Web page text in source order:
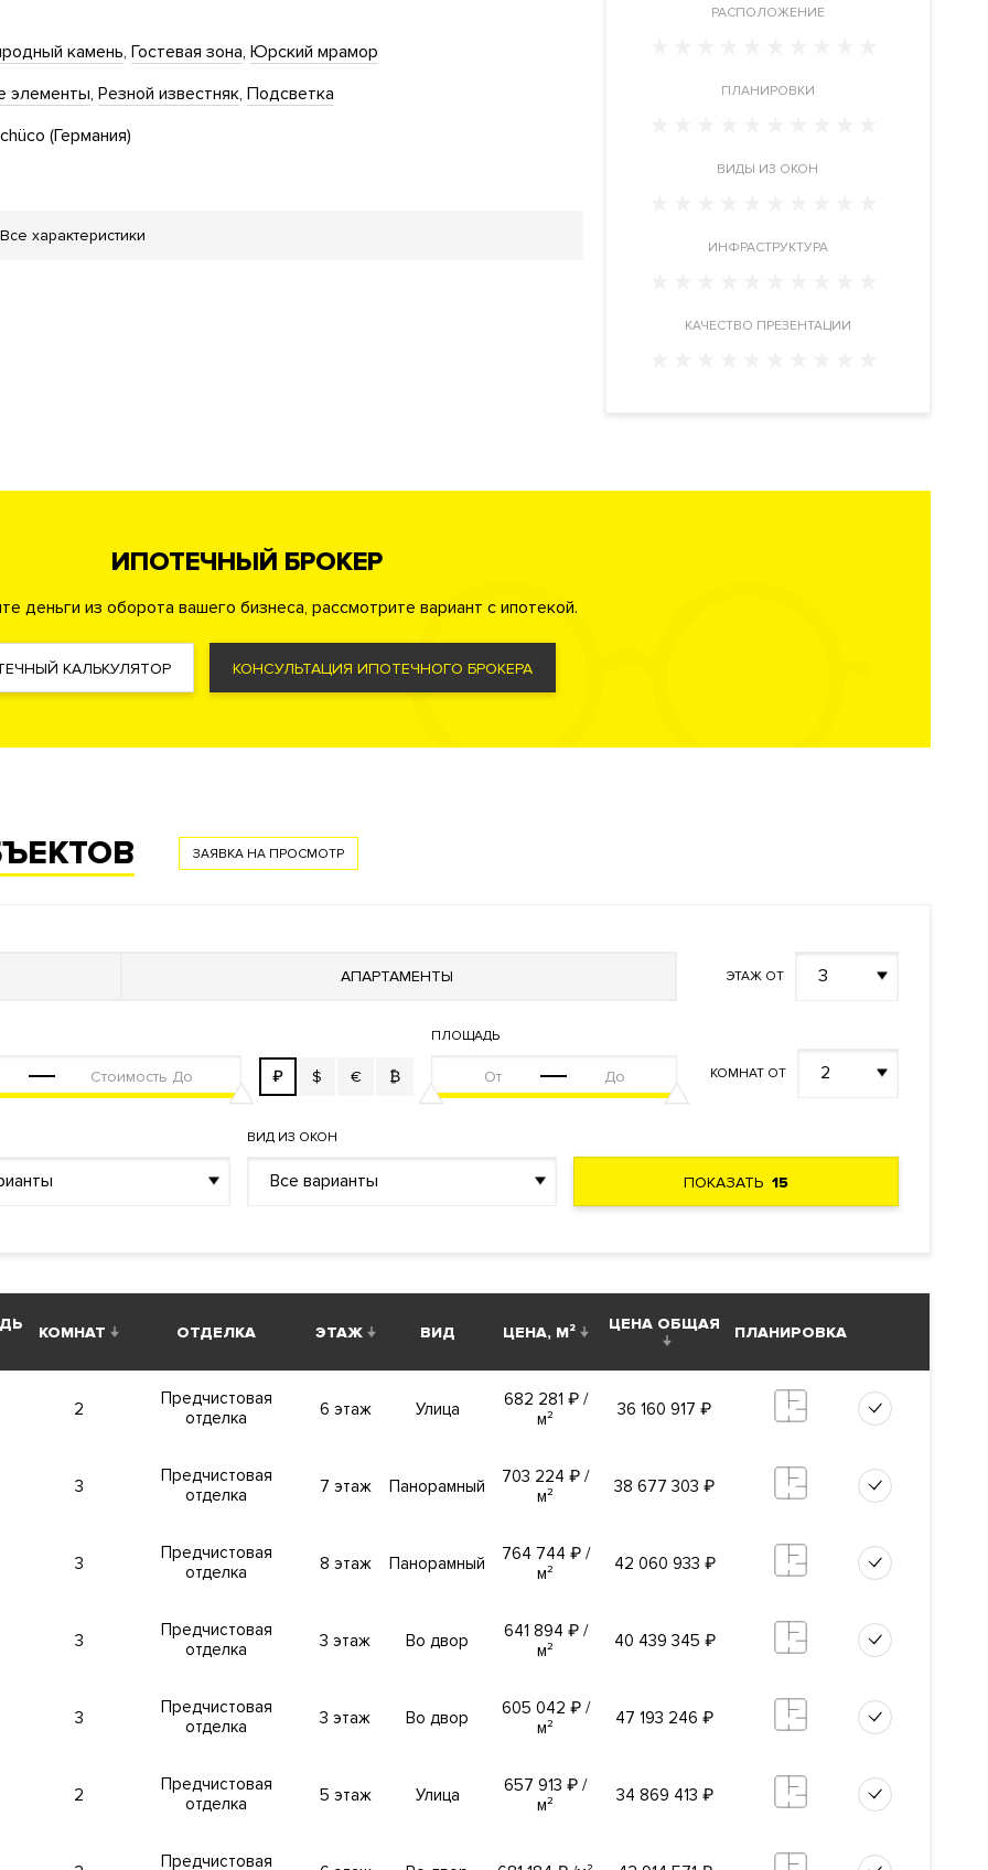
камень Гостевая зона Юрский мрамор
элементы Резной известняк Подсветка
(Германия)
Консьерж служба
Видеонаблюдение
апартаментов. Все апартаменты сдаются с отделкой White Box.
рядом с метро Шаболовская. Адрес: улица Хавская дом 9.
двор с яблоневым садом. Круглосуточная служба консьерж-
и высокотехнологичными системами обеспечения
лифты. Автоматизированная система диспетчеризации
пожаротушения, противопожарная сигнализация.
территория. Система контроля и управления доступом.
Все характеристики
РАСПОЛОЖЕНИЕ
ПЛАНИРОВКИ
ВИДЫ ИЗ ОКОН
ИНФРАСТРУКТУРА
КАЧЕСТВО ПРЕЗЕНТАЦИИ
ИПОТЕЧНЫЙ БРОКЕР
деньги из оборота вашего бизнеса, рассмотрите вариант с ипотекой.
КАЛЬКУЛЯТОР КОНСУЛЬТАЦИЯ ИПОТЕЧНОГО БРОКЕРА
ЗАЯВКА НА ПРОСМОТР
АПАРТАМЕНТЫ ЭТАЖ ОТ 3
₽ $ € ₿
ПЛОЩАДЬ
КОМНАТ ОТ 2
ВИД ИЗ ОКОН
Все варианты ПОКАЗАТЬ15
КОМНАТ ОТДЕЛКА ЭТАЖ ВИД ЦЕНА, М² ЦЕНА ОБЩАЯ ПЛАНИРОВКА
2
Предчистовая
отделка
6 этаж Улица 682 281 ₽/
м²
36 160 917 ₽
3
Предчистовая
отделка
7 этаж Панорамный 703 224 ₽ /
м²
38 677 303 ₽
3
Предчистовая
отделка
8 этаж Панорамный 764 744 ₽/
м²
42 060 933 ₽
3
Предчистовая
отделка
3 этаж Во двор 641 894 ₽/
м²
40 439 345 ₽
3
Предчистовая
отделка
3 этаж Во двор 605 042 ₽/
м²
47 193 246 ₽
2
Предчистовая
отделка
5 этаж Улица 657 913 ₽ /
м²
34 869 413 ₽
Предчистовая